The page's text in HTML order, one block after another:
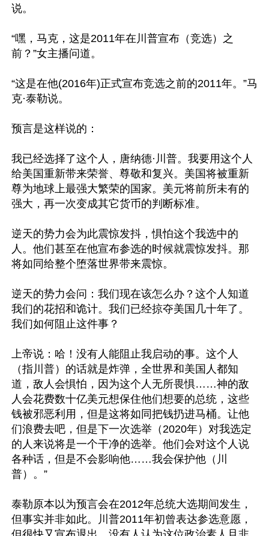
说。
“嘿，马克，这是2011年在川普宣布（竞选）之
前？”女主播问道。
“这是在他(2016年)正式宣布竞选之前的2011年。”马
克·泰勒说。
预言是这样说的：
我已经选择了这个人，唐纳德·川普。我要用这个人
给美国重新带来荣誉、尊敬和复兴。美国将被重新
尊为地球上最强大繁荣的国家。美元将前所未有的
强大，再一次变成其它货币的判断标准。
逆天的势力会为此震惊发抖，惧怕这个我选中的
人。他们甚至在他宣布参选的时候就震惊发抖。那
将如同给整个堕落世界带来震惊。
逆天的势力会问：我们现在该怎么办？这个人知道
我们的花招和诡计。我们已经掠夺美国几十年了。
我们如何阻止这件事？
上帝说：哈！没有人能阻止我启动的事。这个人
（指川普）的话就是炸弹，全世界和美国人都知
道，敌人会惧怕，因为这个人无所畏惧……神的敌
人会花费数十亿美元想保住他们想要的总统，这些
钱被邪恶利用，但是这将如同把钱扔进马桶。让他
们浪费去吧，但是下一次选举（2020年）对我选定
的人来说将是一个干净的选举。他们会对这个人说
各种话，但是不会影响他……我会保护他（川
普）。”
泰勒原本以为预言会在2012年总统大选期间发生，
但事实并非如此。川普2011年初曾表达参选意愿，